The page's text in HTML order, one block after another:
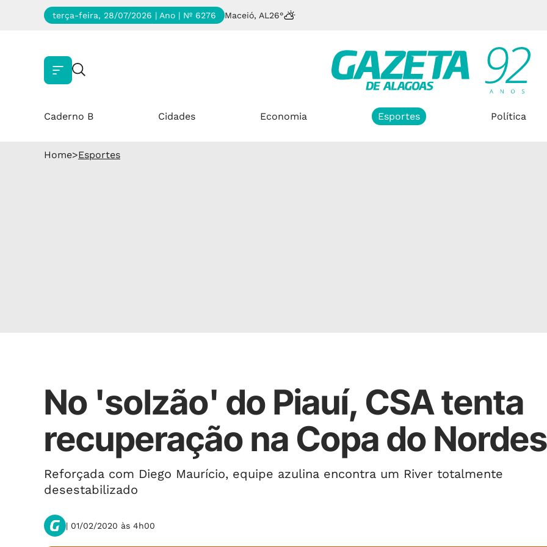
terça-feira, 28/07/2026 | Ano | Nº 6276 Maceió, AL 26°
Caderno B Cidades Economia Esportes Política
Home>Esportes
No 'solzão' do Piauí, CSA tenta
recuperação na Copa do
Reforçada com Diego Maurício, equipe azulina encontra um River totalmente
desestabilizado
| 01/02/2020 às 4h00